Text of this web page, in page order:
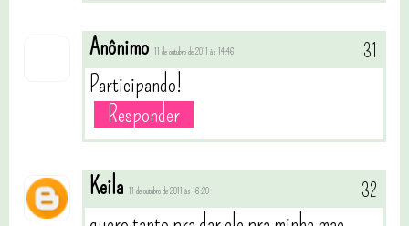
Anônimo 11 de outubro de 2011 às 14:46
Participando!
Responder
Keila 11 de outubro de 2011 às 16:20